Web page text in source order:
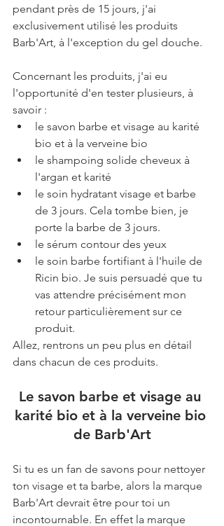
pendant près de 15 jours, j'ai
exclusivement utilisé les produits
Barb'Art, à l'exception du gel douche.
Concernant les produits, j'ai eu
l'opportunité d'en tester plusieurs, à
savoir :
le savon barbe et visage au karité
bio et à la verveine bio
le shampoing solide cheveux à
l'argan et karité
le soin hydratant visage et barbe
de 3 jours. Cela tombe bien, je
porte la barbe de 3 jours.
le sérum contour des yeux
le soin barbe fortifiant à l'huile de
Ricin bio. Je suis persuadé que tu
vas attendre précisément mon
retour particulièrement sur ce
produit.
Allez, rentrons un peu plus en détail
dans chacun de ces produits.
Le savon barbe et visage au
karité bio et à la verveine bio
de Barb'Art
Si tu es un fan de savons pour nettoyer
ton visage et ta barbe, alors la marque
Barb'Art devrait être pour toi un
incontournable. En effet la marque